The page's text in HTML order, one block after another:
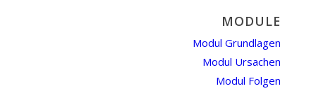
MODULE
Modul Grundlagen
Modul Ursachen
Modul Folgen